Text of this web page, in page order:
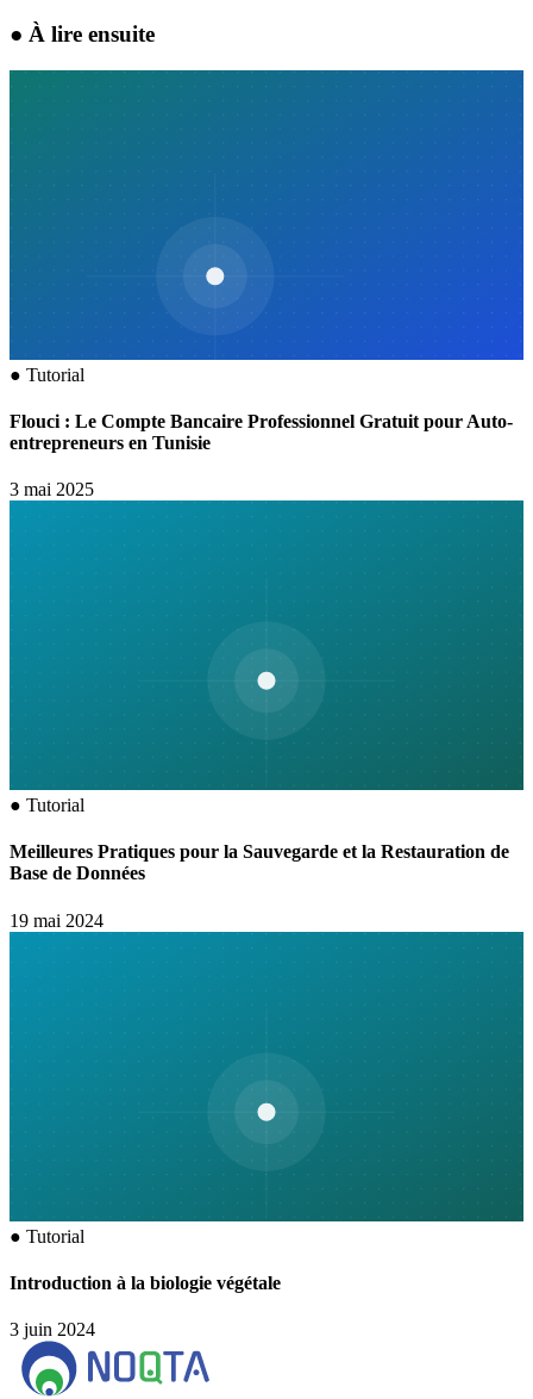
● À lire ensuite
● Tutorial
Flouci : Le Compte Bancaire Professionnel Gratuit pour Auto-
entrepreneurs en Tunisie
3 mai 2025
● Tutorial
Meilleures Pratiques pour la Sauvegarde et la Restauration de
Base de Données
19 mai 2024
● Tutorial
Introduction à la biologie végétale
3 juin 2024